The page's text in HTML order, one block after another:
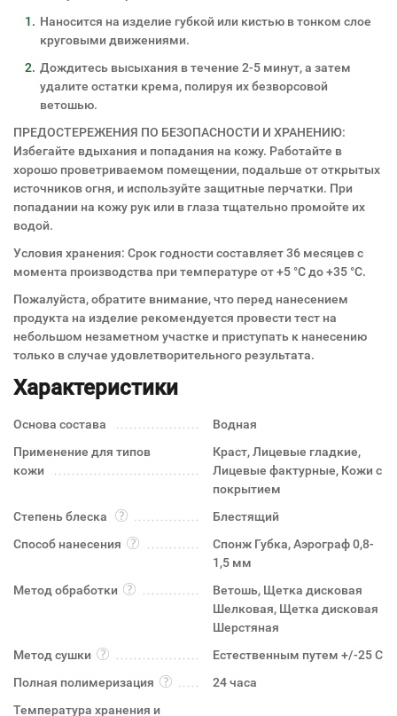
Наносится на изделие губкой или кистью в тонком слое
круговыми движениями.
Дождитесь высыхания в течение 2-5 минут, а затем
удалите остатки крема, полируя их безворсовой
ветошью.
ПРЕДОСТЕРЕЖЕНИЯ ПО БЕЗОПАСНОСТИ И ХРАНЕНИЮ:
Избегайте вдыхания и попадания на кожу. Работайте в
хорошо проветриваемом помещении, подальше от открытых
источников огня, и используйте защитные перчатки. При
попадании на кожу рук или в глаза тщательно промойте их
водой.
Условия хранения: Срок годности составляет 36 месяцев с
момента производства при температуре от +5 °C до +35 °C.
Пожалуйста, обратите внимание, что перед нанесением
продукта на изделие рекомендуется провести тест на
небольшом незаметном участке и приступать к нанесению
только в случае удовлетворительного результата.
Характеристики
Основа состава
Водная
Применение для типов
кожи
Краст, Лицевые гладкие,
Лицевые фактурные, Кожи с
покрытием
Степень блеска
Блестящий
Способ нанесения
Спонж Губка, Аэрограф 0,8-
1,5 мм
Метод обработки
Ветошь, Щетка дисковая
Шелковая, Щетка дисковая
Шерстяная
Метод сушки
Естественным путем +/-25 C
Полная полимеризация
24 часа
Температура хранения и